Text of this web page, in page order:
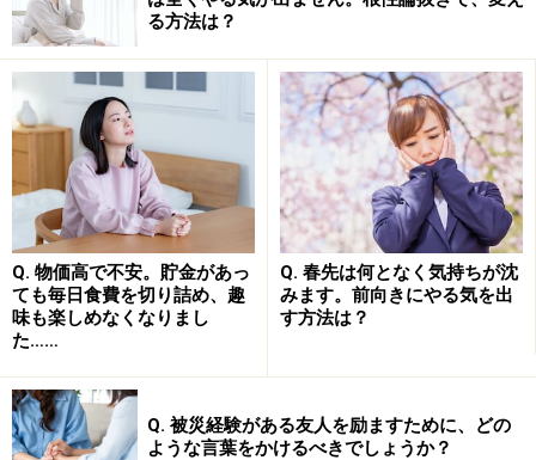
ョン」というものがあります。これは、米国の催眠療法
家であるミルトン・エリクソンが開発したブリーフセラ
ピー（短期療法）のテクニックの一つです。
たとえば、最も手のかかる1～2歳ごろの子の育児に追わ
れ、心身ともに疲れきっている友人がいるとします。そ
の友人の愚痴を聞いているときに、突然、こんな質問を
してみてください。
「タイムマシンに乗って、今から3年後の自分を見に行
ったとするよね。そのとき、あなたはどこで何をしてい
ると思う？」
友人は、キョトンとして笑いだすかもしれません。それ
る方法は？
Q. 物価高で不安。貯金があっ
ても毎日食費を切り詰め、趣
味も楽しめなくなりまし
た……
Q. 春先は何となく気持ちが沈
みます。前向きにやる気を出
す方法は？
Q. 被災経験がある友人を励ますために、どの
ような言葉をかけるべきでしょうか？